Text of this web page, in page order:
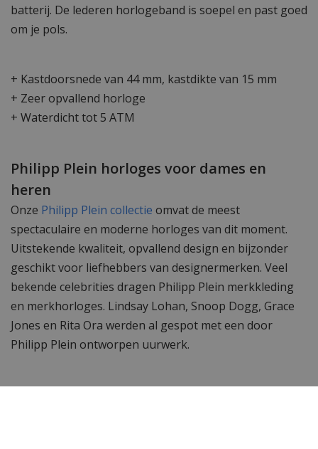
batterij. De lederen horlogeband is soepel en past goed
om je pols.
+ Kastdoorsnede van 44 mm, kastdikte van 15 mm
+ Zeer opvallend horloge
+ Waterdicht tot 5 ATM
Philipp Plein horloges voor dames en
heren
Onze Philipp Plein collectie omvat de meest
spectaculaire en moderne horloges van dit moment.
Uitstekende kwaliteit, opvallend design en bijzonder
geschikt voor liefhebbers van designermerken. Veel
bekende celebrities dragen Philipp Plein merkkleding
en merkhorloges. Lindsay Lohan, Snoop Dogg, Grace
Jones en Rita Ora werden al gespot met een door
Philipp Plein ontworpen uurwerk.